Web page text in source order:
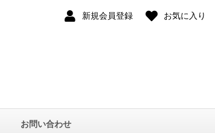
新規会員登録 お気に入り
お問い合わせ